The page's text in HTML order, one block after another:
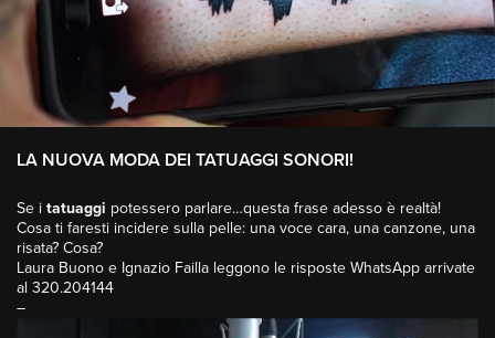
LA NUOVA MODA DEI TATUAGGI SONORI!
Se i tatuaggi potessero parlare…questa frase adesso è realtà!
Cosa ti faresti incidere sulla pelle: una voce cara, una canzone, una
risata? Cosa?
Laura Buono e Ignazio Failla leggono le risposte WhatsApp arrivate
al 320.204144
–